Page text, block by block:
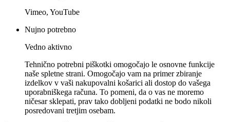
Vimeo, YouTube
Nujno potrebno
Vedno aktivno
Tehnično potrebni piškotki omogočajo le osnovne funkcije
naše spletne strani. Omogočajo vam na primer zbiranje
izdelkov v vaši nakupovalni košarici ali dostop do vašega
uporabniškega računa. To pomeni, da o vas ne moremo
ničesar sklepati, prav tako dobljeni podatki ne bodo nikoli
posredovani tretjim osebam.